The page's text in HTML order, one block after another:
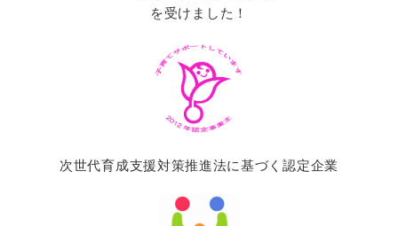
を受けました！
次世代育成支援対策推進法に基づく認定企業